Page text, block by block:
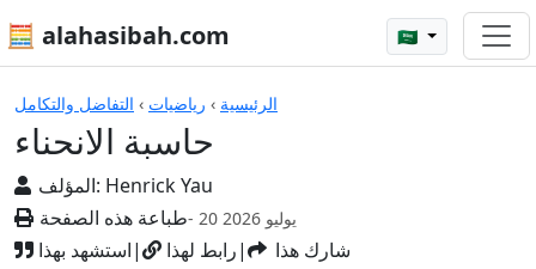
🧮 alahasibah.com 🇸🇦
الرئيسية › رياضيات › التفاضل والتكامل
حاسبة الانحناء
المؤلف: Henrick Yau
طباعة هذه الصفحة
- 20 يوليو 2026
استشهد بهذا| رابط لهذا| شارك هذا
الآلات الحاسبة